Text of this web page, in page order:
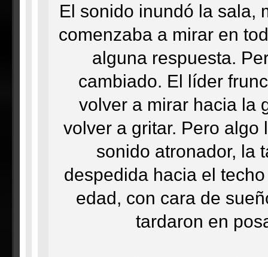
El sonido inundó la sala,
comenzaba a mirar en
alguna respuesta.
cambiado. El líder
volver a mirar hacia la
volver a gritar. Pero
sonido atronador, la
despedida hacia el
edad, con cara de
tardaron en